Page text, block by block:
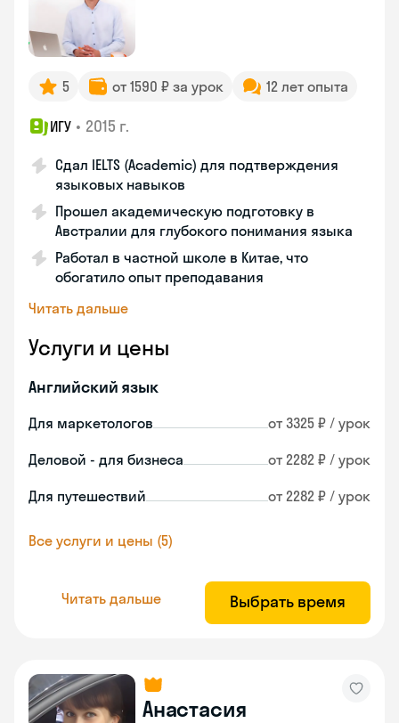
5 от 1590 ₽ за урок 12 лет опыта
ИГУ • 2015 г.
Сдал IELTS (Academic) для подтверждения
языковых навыков
Прошел академическую подготовку в
Австралии для глубокого понимания языка
Работал в частной школе в Китае, что
обогатило опыт преподавания
Читать дальше
Услуги и цены
Английский язык
Для маркетологов от 3325 ₽ / урок
Деловой - для бизнеса от 2282 ₽ / урок
Для путешествий от 2282 ₽ / урок
Все услуги и цены (5)
Читать дальше Выбрать время
Анастасия